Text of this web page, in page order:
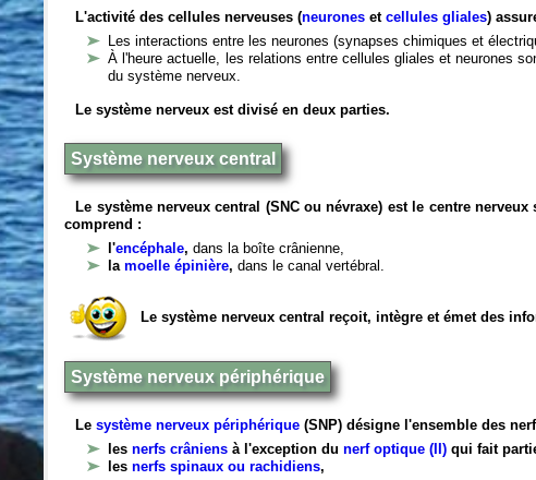
L'activité des cellules nerveuses (neurones etcellules gliales)
Les interactions entre les neurones (synapses chimiques et
À l'heure actuelle, les relations entre cellules gliales et neurones
du système nerveux.
Le système nerveux est divisé en deux parties.
Système nerveux central
Le système nerveux central (SNC ou névraxe) est le centre
comprend :
l'encéphale,dans la boîte crânienne,
lamoelle épinière,dans le canal vertébral.
Le système nerveux central reçoit, intègre et émet des
Système nerveux périphérique
Lesystème nerveux périphérique (SNP) désigne l'ensemble des
lesnerfs crâniens à l'exception du nerf optique (II) qui fait
lesnerfs spinaux ou rachidiens,